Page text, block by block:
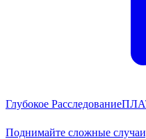
Глубокое Расследование
Поднимайте сложные